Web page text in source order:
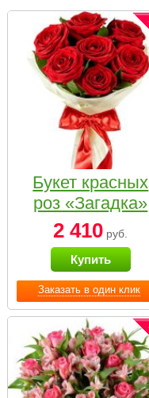
Заказать в один клик
Букет красных
роз «Загадка»
2 410 руб.
Купить